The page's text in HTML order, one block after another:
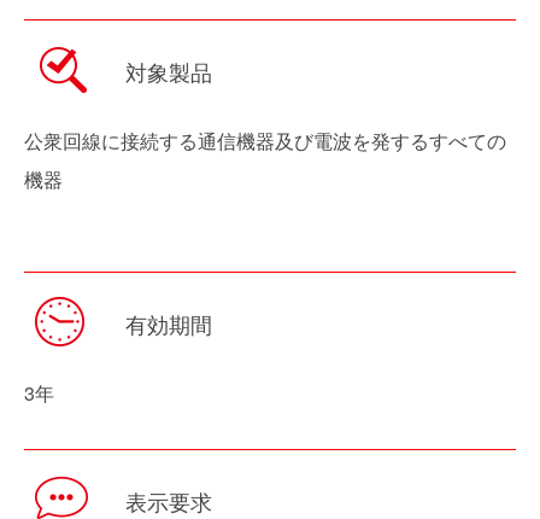
対象製品
公衆回線に接続する通信機器及び電波を発するすべての
機器
有効期間
3年
表示要求